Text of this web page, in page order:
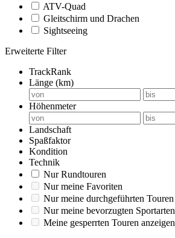
ATV-Quad
Gleitschirm und Drachen
Sightseeing
Erweiterte Filter
TrackRank
Länge (km)
Höhenmeter
Landschaft
Spaßfaktor
Kondition
Technik
Nur Rundtouren
Nur meine Favoriten
Nur meine durchgeführten Touren
Nur meine bevorzugten Sportarten
Meine gesperrten Touren anzeigen